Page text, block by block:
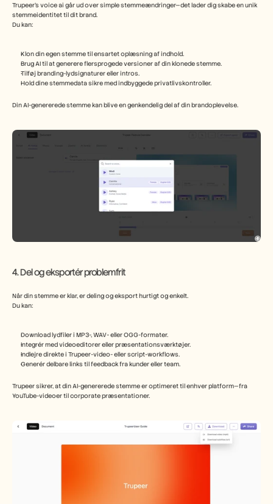
Trupeer’s voice ai går ud over simple stemmeændringer—det lader dig skabe en unik
stemmeidentitet til dit brand.
Du kan:
Klon din egen stemme til ensartet oplæsning af indhold.
Brug AI til at generere flersprogede versioner af din klonede stemme.
Tilføj branding-lydsignaturer eller intros.
Hold dine stemmedata sikre med indbyggede privatlivskontroller.
Din AI-genererede stemme kan blive en genkendelig del af din brandoplevelse.
4. Del og eksportér problemfrit
Når din stemme er klar, er deling og eksport hurtigt og enkelt.
Du kan:
Download lydfiler i MP3-, WAV- eller OGG-formater.
Integrér med videoeditorer eller præsentationsværktøjer.
Indlejre direkte i Trupeer-video- eller script-workflows.
Generér delbare links til feedback fra kunder eller team.
Trupeer sikrer, at din AI-genererede stemme er optimeret til enhver platform—fra
YouTube-videoer til corporate præsentationer.